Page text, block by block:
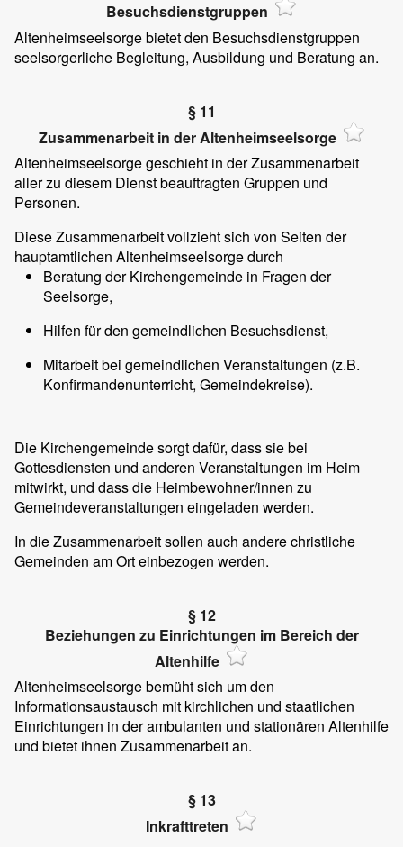
Besuchsdienstgruppen
Altenheimseelsorge bietet den Besuchsdienstgruppen
seelsorgerliche Begleitung, Ausbildung und Beratung an.
§ 11
Zusammenarbeit in der Altenheimseelsorge
Altenheimseelsorge geschieht in der Zusammenarbeit
aller zu diesem Dienst beauftragten Gruppen und
Personen.
Diese Zusammenarbeit vollzieht sich von Seiten der
hauptamtlichen Altenheimseelsorge durch
Beratung der Kirchengemeinde in Fragen der
Seelsorge,
Hilfen für den gemeindlichen Besuchsdienst,
Mitarbeit bei gemeindlichen Veranstaltungen (z.B.
Konfirmandenunterricht, Gemeindekreise).
Die Kirchengemeinde sorgt dafür, dass sie bei
Gottesdiensten und anderen Veranstaltungen im Heim
mitwirkt, und dass die Heimbewohner/innen zu
Gemeindeveranstaltungen eingeladen werden.
In die Zusammenarbeit sollen auch andere christliche
Gemeinden am Ort einbezogen werden.
§ 12
Beziehungen zu Einrichtungen im Bereich der
Altenhilfe
Altenheimseelsorge bemüht sich um den
Informationsaustausch mit kirchlichen und staatlichen
Einrichtungen in der ambulanten und stationären Altenhilfe
und bietet ihnen Zusammenarbeit an.
§ 13
Inkrafttreten